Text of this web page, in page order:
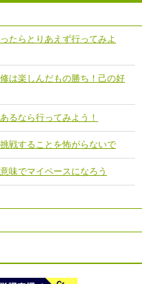
たらとりあえず行ってみよ
は楽しんだもの勝ち！己の好
るなら行ってみよう！
戦することを怖がらないで
味でマイペースになろう